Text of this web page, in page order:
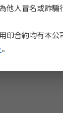
他人冒名或詐騙
印合約均有本公
。